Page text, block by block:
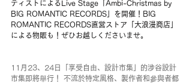
ティストによるLive Stage「Ambi-Christmas by
BIG ROMANTIC RECORDS」を開催！BIG
ROMANTIC RECORDS直営ストア「大浪漫商店」
による物販も！ぜひお越しくださいませ。
11月23、24日「享受自由、設計市集」的涉谷設計
市集即將舉行！ 不流於特定風格、製作者和參與者都